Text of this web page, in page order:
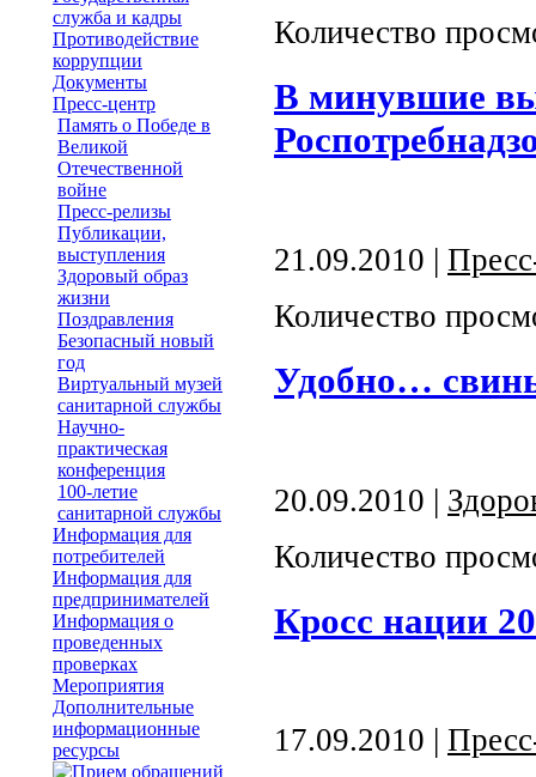
служба и кадры
Противодействие
коррупции
Документы
Пресс-центр
Память о Победе в
Великой
Отечественной
войне
Пресс-релизы
Публикации,
выступления
Здоровый образ
жизни
Поздравления
Безопасный новый
год
Виртуальный музей
санитарной службы
Научно-
практическая
конференция
100-летие
санитарной службы
Информация для
потребителей
Информация для
предпринимателей
Информация о
проведенных
проверках
Мероприятия
Дополнительные
информационные
ресурсы
Количество
В минувшие
21.09.2010 |
Количество
Удобно…
20.09.2010 |
Количество
Кросс нации
17.09.2010 |